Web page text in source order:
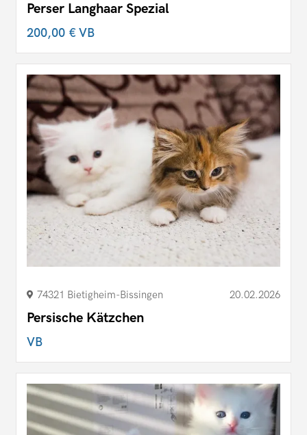
Perser Langhaar Spezial
200,00 €VB
74321 Bietigheim-Bissingen 20.02.2026
Persische Kätzchen
VB